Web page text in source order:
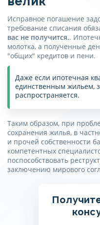
Исправное погашение
требование списания
вас не получится..
молотка, а полученные
"общих" кредитов и пени.
Даже если ипотечная
единственным жильем,
распространяется.
Таким образом, при
сохранения жилья, в
и прочей собственности
компетентных
поспособствовать
заключению мирового
Отправляя
Пожалуйста,
заполните
обработку
с политикой
Скоро с
менеджер
Телефон
на
нам